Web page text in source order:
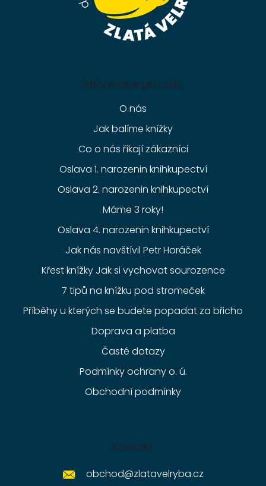
Informace pro vás
O nás
Jak balíme knížky
Co o nás říkají zákazníci
Oslava 1. narozenin knihkupectví
Oslava 2. narozenin knihkupectví
Máme 3 roky!
Oslava 4. narozenin knihkupectví
Jak nás navštívil Petr Horáček
Křest knížky Jak si vychovat sourozence
7 tipů na knížku pod stromeček
Příběhy u kterých se budete popadat za břicho
Doprava a platba
Časté dotazy
Podmínky ochrany o. ú.
Obchodní podmínky
Kontakt
obchod@zlatavelryba.cz